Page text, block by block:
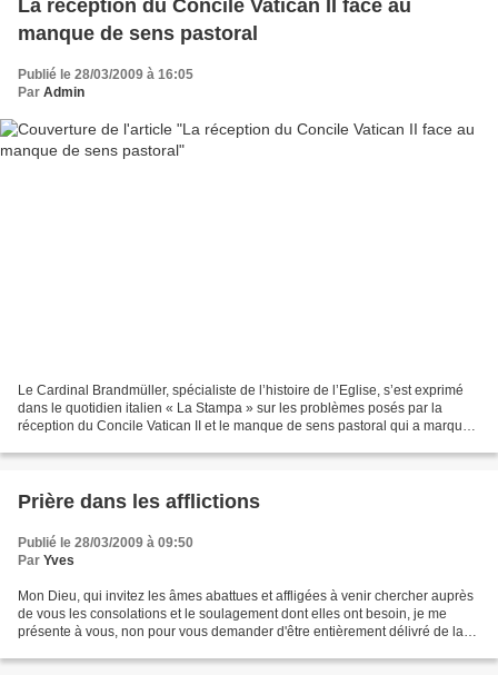
La réception du Concile Vatican II face au
manque de sens pastoral
Publié le 28/03/2009 à 16:05
Par Admin
Le Cardinal Brandmüller, spécialiste de l’histoire de l’Eglise, s’est exprimé
dans le quotidien italien « La Stampa » sur les problèmes posés par la
réception du Concile Vatican II et le manque de sens pastoral qui a marqué
Prière dans les afflictions
Publié le 28/03/2009 à 09:50
Par Yves
Mon Dieu, qui invitez les âmes abattues et affligées à venir chercher auprès
de vous les consolations et le soulagement dont elles ont besoin, je me
présente à vous, non pour vous demander d'être entièrement délivré de la